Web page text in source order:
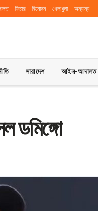
ফিচার বিনোদন খেলাধুলা অন্যান্য
সারাদেশ আইন-আদালত
ডমিঙ্গো